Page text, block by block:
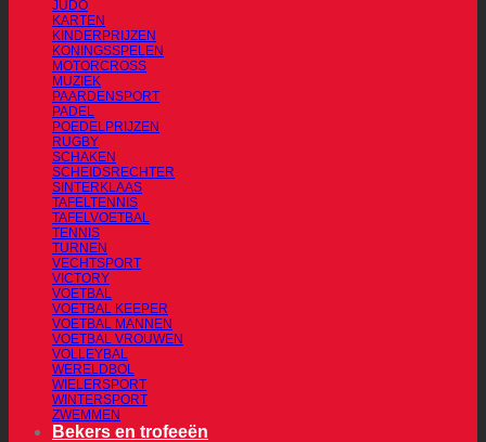
JUDO
KARTEN
KINDERPRIJZEN
KONINGSSPELEN
MOTORCROSS
MUZIEK
PAARDENSPORT
PADEL
POEDELPRIJZEN
RUGBY
SCHAKEN
SCHEIDSRECHTER
SINTERKLAAS
TAFELTENNIS
TAFELVOETBAL
TENNIS
TURNEN
VECHTSPORT
VICTORY
VOETBAL
VOETBAL KEEPER
VOETBAL MANNEN
VOETBAL VROUWEN
VOLLEYBAL
WERELDBOL
WIELERSPORT
WINTERSPORT
ZWEMMEN
Bekers en trofeeën